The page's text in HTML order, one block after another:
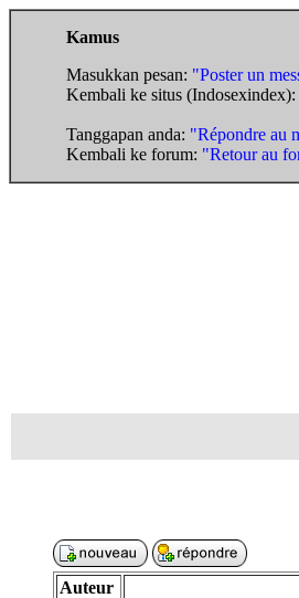
Kamus
Masukkan pesan: "Poster un
Kembali ke situs (Indosexindex):
Tanggapan anda: "Répondre au
Kembali ke forum: "Retour au
Auteur